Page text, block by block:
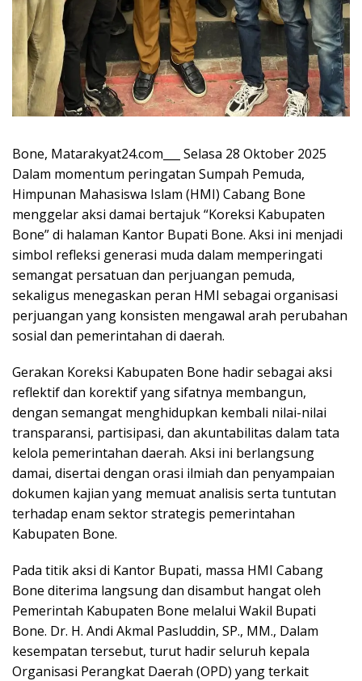
Bone, Matarakyat24.com___ Selasa 28 Oktober 2025
Dalam momentum peringatan Sumpah Pemuda,
Himpunan Mahasiswa Islam (HMI) Cabang Bone
menggelar aksi damai bertajuk “Koreksi Kabupaten
Bone” di halaman Kantor Bupati Bone. Aksi ini menjadi
simbol refleksi generasi muda dalam memperingati
semangat persatuan dan perjuangan pemuda,
sekaligus menegaskan peran HMI sebagai organisasi
perjuangan yang konsisten mengawal arah perubahan
sosial dan pemerintahan di daerah.
Gerakan Koreksi Kabupaten Bone hadir sebagai aksi
reflektif dan korektif yang sifatnya membangun,
dengan semangat menghidupkan kembali nilai-nilai
transparansi, partisipasi, dan akuntabilitas dalam tata
kelola pemerintahan daerah. Aksi ini berlangsung
damai, disertai dengan orasi ilmiah dan penyampaian
dokumen kajian yang memuat analisis serta tuntutan
terhadap enam sektor strategis pemerintahan
Kabupaten Bone.
Pada titik aksi di Kantor Bupati, massa HMI Cabang
Bone diterima langsung dan disambut hangat oleh
Pemerintah Kabupaten Bone melalui Wakil Bupati
Bone. Dr. H. Andi Akmal Pasluddin, SP., MM., Dalam
kesempatan tersebut, turut hadir seluruh kepala
Organisasi Perangkat Daerah (OPD) yang terkait